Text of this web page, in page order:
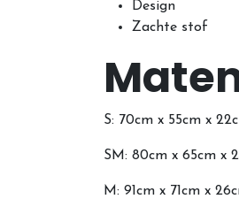
Design
Zachte stof
S: 70cm x 55cm x
SM: 80cm x 65cm x
M: 91cm x 71cm x